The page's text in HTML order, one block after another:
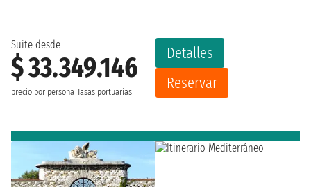
Suite desde
$ 33.349.146
precio por persona Tasas portuarias
Detalles
Reservar